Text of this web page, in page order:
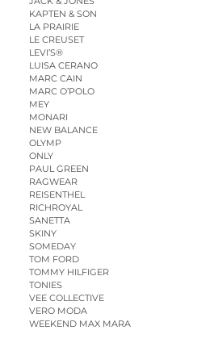
KAPTEN & SON
LA PRAIRIE
LE CREUSET
LEVI’S®
LUISA CERANO
MARC CAIN
MARC O’POLO
MEY
MONARI
NEW BALANCE
OLYMP
ONLY
PAUL GREEN
RAGWEAR
REISENTHEL
RICHROYAL
SANETTA
SKINY
SOMEDAY
TOM FORD
TOMMY HILFIGER
TONIES
VEE COLLECTIVE
VERO MODA
WEEKEND MAX MARA